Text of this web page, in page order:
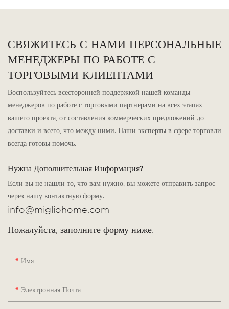
СВЯЖИТЕСЬ С НАМИ ПЕРСОНАЛЬНЫЕ
МЕНЕДЖЕРЫ ПО РАБОТЕ С
ТОРГОВЫМИ КЛИЕНТАМИ
Воспользуйтесь всесторонней поддержкой нашей команды
менеджеров по работе с торговыми партнерами на всех этапах
вашего проекта, от составления коммерческих предложений до
доставки и всего, что между ними. Наши эксперты в сфере торговли
всегда готовы помочь.
Нужна Дополнительная Информация?
Если вы не нашли то, что вам нужно, вы можете отправить запрос
через нашу контактную форму.
info@migliohome.com
Пожалуйста, заполните форму ниже.
Имя
Электронная Почта